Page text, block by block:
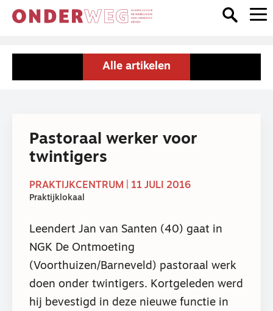
Alle artikelen
Pastoraal werker voor
twintigers
PRAKTIJKCENTRUM | 11 JULI 2016
Praktijklokaal
Leendert Jan van Santen (40) gaat in
NGK De Ontmoeting
(Voorthuizen/Barneveld) pastoraal werk
doen onder twintigers. Kortgeleden werd
hij bevestigd in deze nieuwe functie in